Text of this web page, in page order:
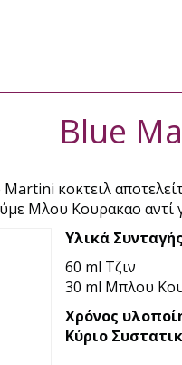
Blue
κοκτειλ
Μλου Κουρακαο αντί
Υλικά
60 ml Τζιν
30 ml Μπλου
Χρόνος
Κύριο